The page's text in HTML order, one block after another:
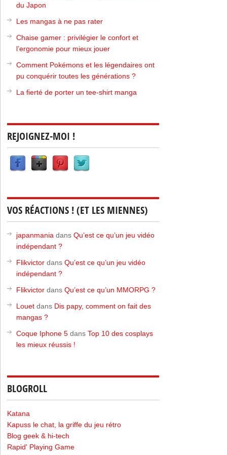
du Japon
Les mangas à ne pas rater
Chaise gamer : privilégier le confort et
l’ergonomie pour mieux jouer
Comment Pokémons et les légendaires ont
pu conquérir toutes les générations ?
La fierté de porter un tee-shirt manga
REJOIGNEZ-MOI !
VOS RÉACTIONS ! (ET LES MIENNES)
japanmania dansQu’est ce qu’un jeu vidéo
indépendant ?
Flikvictor dansQu’est ce qu’un jeu vidéo
indépendant ?
Flikvictor dansQu’est ce qu’un MMORPG ?
Louet dans Dis papy, comment on fait des
mangas ?
Coque Iphone 5 dansTop 10 des cosplays
les mieux réussis !
BLOGROLL
Katana
Kapuss le chat, la griffe du jeu rétro
Blog geek & hi-tech
Rapid' Playing Game